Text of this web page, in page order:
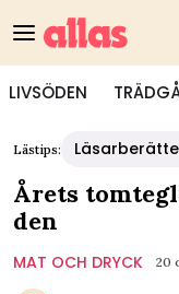
LIVSÖDEN
Lästips:
Årets
den
MAT OCH DRYCK 20